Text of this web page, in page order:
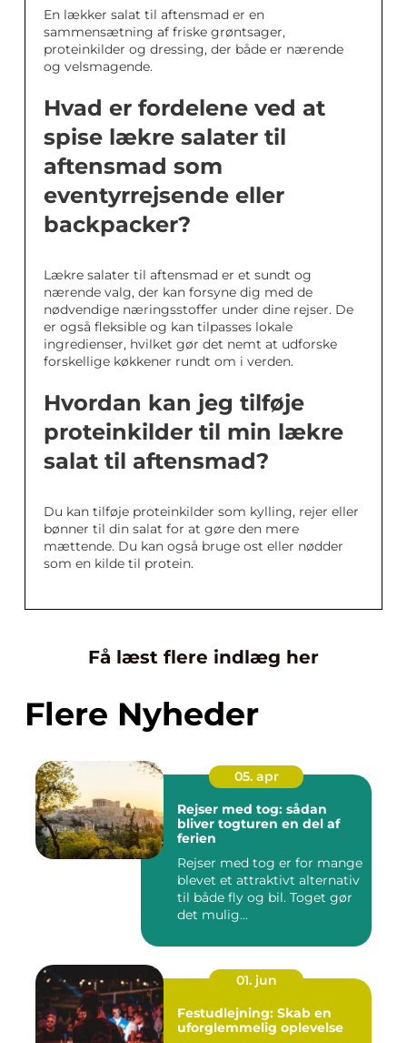
En lækker salat til aftensmad er en
sammensætning af friske grøntsager,
proteinkilder og dressing, der både er nærende
og velsmagende.
Hvad er fordelene ved at
spise lækre salater til
aftensmad som
eventyrrejsende eller
backpacker?
Lækre salater til aftensmad er et sundt og
nærende valg, der kan forsyne dig med de
nødvendige næringsstoffer under dine rejser. De
er også fleksible og kan tilpasses lokale
ingredienser, hvilket gør det nemt at udforske
forskellige køkkener rundt om i verden.
Hvordan kan jeg tilføje
proteinkilder til min lækre
salat til aftensmad?
Du kan tilføje proteinkilder som kylling, rejer eller
bønner til din salat for at gøre den mere
mættende. Du kan også bruge ost eller nødder
som en kilde til protein.
Få læst flere indlæg her
Flere Nyheder
05. apr
Rejser med tog: sådan
bliver togturen en del af
ferien
Rejser med tog er for mange
blevet et attraktivt alternativ
til både fly og bil. Toget gør
det mulig...
01. jun
Festudlejning: Skab en
uforglemmelig oplevelse